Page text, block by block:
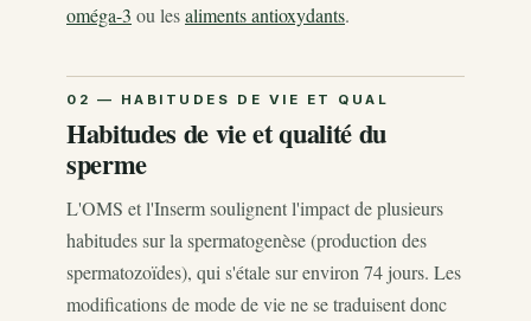
oméga-3 ou lesaliments antioxydants.
Habitudes de vie et qualité du
sperme
L'OMS et l'Inserm soulignent l'impact de plusieurs
habitudes sur la spermatogenèse (production des
spermatozoïdes), qui s'étale sur environ 74 jours. Les
modifications de mode de vie ne se traduisent donc